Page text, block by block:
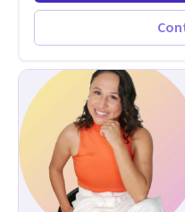
oportunidades de
combinación de psicología
herramientas
sintiéndote sostenida,
eres. Mi misión es ayudarte
lo que aún pesa,
relación contigo misma y
herramientas prácticas
límites sanos, serenidad
mirada integral donde la
familiar y la fe se